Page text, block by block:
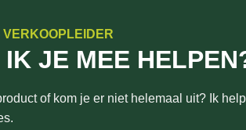
JE MEE
of kom je er niet helemaal uit? Ik